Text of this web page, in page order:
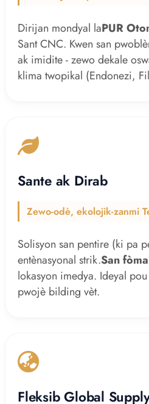
Dirijan mondyal laPUR
Sant CNC. Kwen san
ak imidite - zewo dekale
klima twopikal (Endonezi,
Sante ak Dirab
Zewo-odè, ekolojik-zanmi
Solisyon san pentire (ki pa
entènasyonal strik.San
lokasyon imedya. Ideyal
pwojè bilding vèt.
Fleksib Global